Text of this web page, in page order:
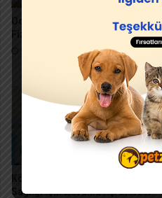
Ocicat Kedisi Bakımı ve
Sağlığı İçin Zorunlu Aşı Listesi